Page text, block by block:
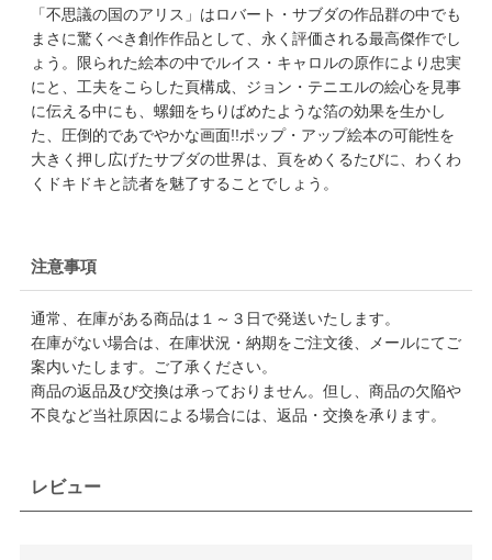
「不思議の国のアリス」はロバート・サブダの作品群の中でも
まさに驚くべき創作作品として、永く評価される最高傑作でし
ょう。限られた絵本の中でルイス・キャロルの原作により忠実
にと、工夫をこらした頁構成、ジョン・テニエルの絵心を見事
に伝える中にも、螺鈿をちりばめたような箔の効果を生かし
た、圧倒的であでやかな画面!!ポップ・アップ絵本の可能性を
大きく押し広げたサブダの世界は、頁をめくるたびに、わくわ
くドキドキと読者を魅了することでしょう。
注意事項
通常、在庫がある商品は１～３日で発送いたします。
在庫がない場合は、在庫状況・納期をご注文後、メールにてご
案内いたします。ご了承ください。
商品の返品及び交換は承っておりません。但し、商品の欠陥や
不良など当社原因による場合には、返品・交換を承ります。
レビュー